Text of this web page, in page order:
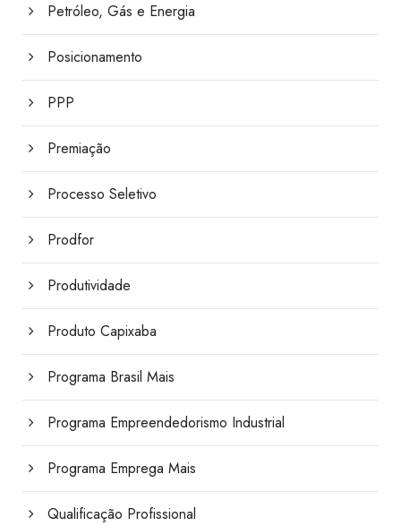
Petróleo, Gás e Energia
Posicionamento
PPP
Premiação
Processo Seletivo
Prodfor
Produtividade
Produto Capixaba
Programa Brasil Mais
Programa Empreendedorismo Industrial
Programa Emprega Mais
Qualificação Profissional